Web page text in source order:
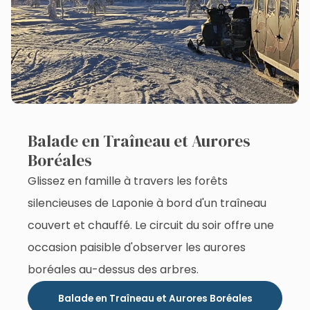
Balade en Traîneau et Aurores
Boréales
Glissez en famille à travers les forêts
silencieuses de Laponie à bord d'un traîneau
couvert et chauffé. Le circuit du soir offre une
occasion paisible d'observer les aurores
boréales au-dessus des arbres.
Balade en Traîneau et Aurores Boréales